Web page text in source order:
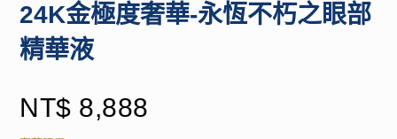
24K金極度奢華-永恆不朽之眼部
精華液
NT$ 8,888